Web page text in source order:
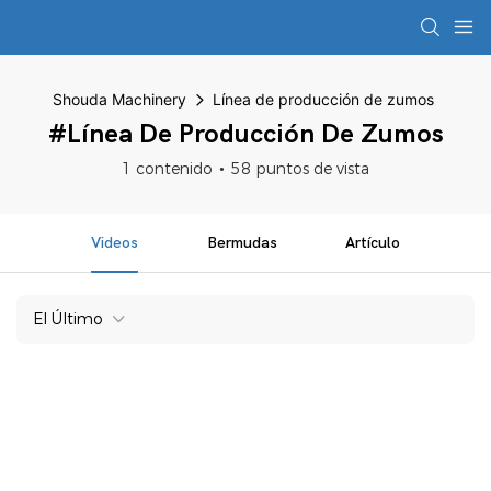
Shouda Machinery Línea de producción de zumos
#Línea De Producción De Zumos
1 contenido 58 puntos de vista
Videos Bermudas Artículo
El Último